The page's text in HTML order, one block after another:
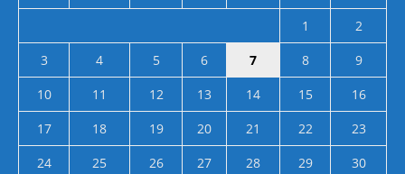
1
2
3
4 5 6 7 8
9
10
11 12 13 14 15
16
17
18 19 20 21 22
23
24
25 26 27 28 29
30